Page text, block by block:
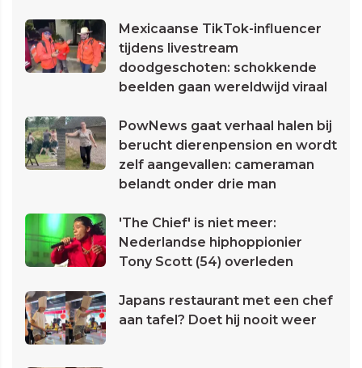
Mexicaanse TikTok-influencer
tijdens livestream
doodgeschoten: schokkende
beelden gaan wereldwijd viraal
PowNews gaat verhaal halen bij
berucht dierenpension en wordt
zelf aangevallen: cameraman
belandt onder drie man
'The Chief' is niet meer:
Nederlandse hiphoppionier
Tony Scott (54) overleden
Japans restaurant met een chef
aan tafel? Doet hij nooit weer